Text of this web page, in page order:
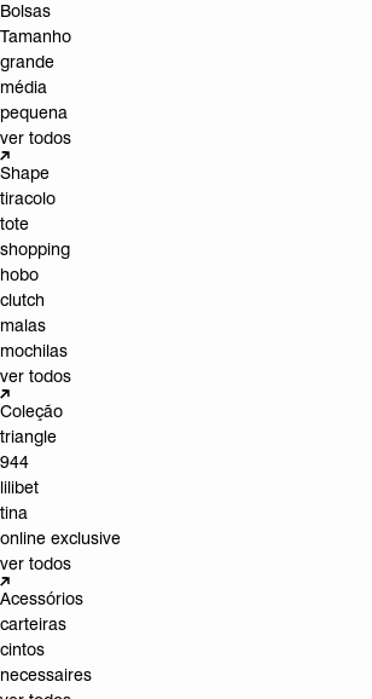
Bolsas
Tamanho
grande
média
pequena
ver todos
Shape
tiracolo
tote
shopping
hobo
clutch
malas
mochilas
ver todos
Coleção
triangle
944
lilibet
tina
online exclusive
ver todos
Acessórios
carteiras
cintos
necessaires